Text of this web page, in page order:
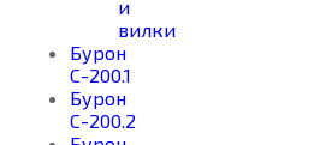
и
вилки
Бурон
С-200.1
Бурон
С-200.2